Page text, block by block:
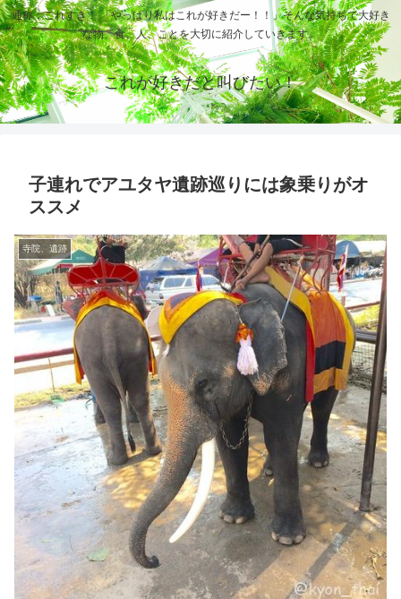
通称：これすき！ 「やっぱり私はこれが好きだー！！」そんな気持ちで大好き
な物、食、人、ことを大切に紹介していきます。
これが好きだと叫びたい！
子連れでアユタヤ遺跡巡りには象乗りがオ
ススメ
寺院、遺跡